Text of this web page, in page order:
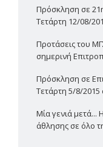
Πρόσκληση σε
Τετάρτη 12/08/
Προτάσεις του
σημερινή
Πρόσκληση σε
Τετάρτη 5/8/2015
Μία γενιά μετά...
άθλησης σε όλο